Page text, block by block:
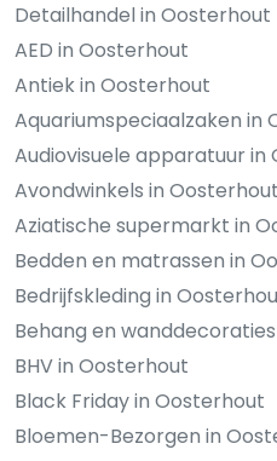
Detailhandel in Oosterhout
AED in Oosterhout
Antiek in Oosterhout
Aquariumspeciaalzaken in
Audiovisuele apparatuur in
Avondwinkels in Oosterhout
Aziatische supermarkt in
Bedden en matrassen in
Bedrijfskleding in
Behang en
BHV in Oosterhout
Black Friday in Oosterhout
Bloemen-Bezorgen in